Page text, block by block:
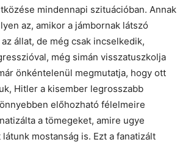
mindennapi szituációban. Annak
az, amikor a jámbornak látszó
állat, de még csak incselkedik,
még simán visszatuszkolja
önkéntelenül megmutatja, hogy ott
Hitler a kisember legrosszabb
előhozható félelmeire
a tömegeket, amire ugye
mostanság is. Ezt a fanatizált